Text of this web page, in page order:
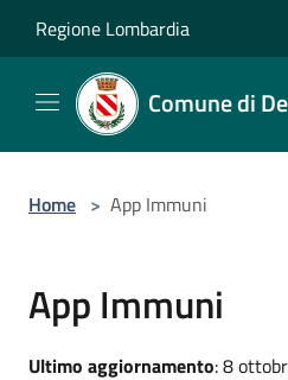
Regione Lombardia
Comune di
Home > App Immuni
App Immuni
Ultimo aggiornamento: 8